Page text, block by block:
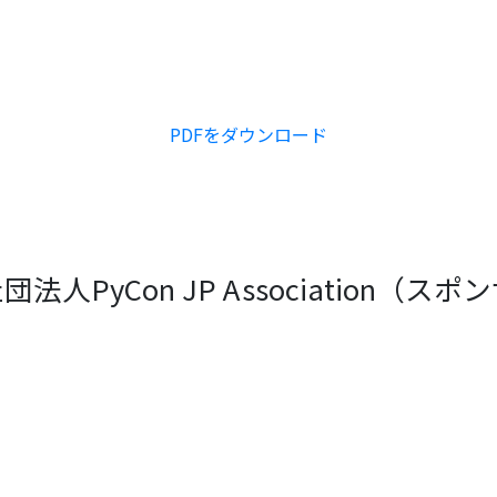
PDFをダウンロード
法人PyCon JP Association（スポン